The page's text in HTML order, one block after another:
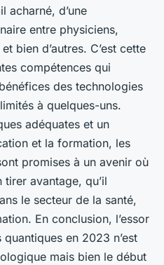
acharné, d’une
entre physiciens,
bien d’autres. C’est cette
compétences qui
des technologies
à quelques-uns.
adéquates et un
et la formation, les
promises à un avenir où
avantage, qu’il
le secteur de la santé,
En conclusion, l’essor
en 2023 n’est
mais bien le début